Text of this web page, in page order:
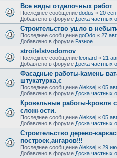
Все виды отделочных работ
Последнее сообщение dodus « 20
Добавлено в форуме Доска частных
Строительство ушло в
Последнее сообщение goOdo « 27
Добавлено в форуме Разное
stroitelstvodomov
Последнее сообщение leonard « 21
Добавлено в форуме Доска частных
Фасадные работы-kамень
штукатурка,с
Последнее сообщение Aleksej « 05
Добавлено в форуме Доска частных
Кровельные работы-kровля
сложности.
Последнее сообщение Aleksej « 05
Добавлено в форуме Доска частных
Cтроительство дерево-
построек,ангаров!!!
Последнее сообщение Aleksej « 29
Добавлено в форуме Доска частных